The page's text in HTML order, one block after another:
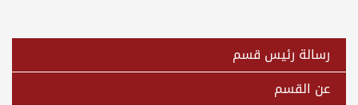
رسالة رئيس قسم
عن القسم